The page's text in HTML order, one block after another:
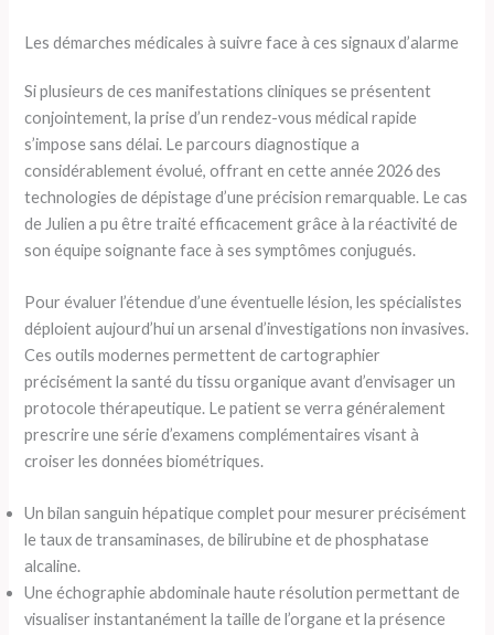
Les démarches médicales à suivre face à ces signaux d’alarme
Si plusieurs de ces manifestations cliniques se présentent
conjointement, la prise d’un rendez-vous médical rapide
s’impose sans délai. Le parcours diagnostique a
considérablement évolué, offrant en cette année 2026 des
technologies de dépistage d’une précision remarquable. Le cas
de Julien a pu être traité efficacement grâce à la réactivité de
son équipe soignante face à ses symptômes conjugués.
Pour évaluer l’étendue d’une éventuelle lésion, les spécialistes
déploient aujourd’hui un arsenal d’investigations non invasives.
Ces outils modernes permettent de cartographier
précisément la santé du tissu organique avant d’envisager un
protocole thérapeutique. Le patient se verra généralement
prescrire une série d’examens complémentaires visant à
croiser les données biométriques.
Un bilan sanguin hépatique complet pour mesurer précisément
le taux de transaminases, de bilirubine et de phosphatase
alcaline.
Une échographie abdominale haute résolution permettant de
visualiser instantanément la taille de l’organe et la présence